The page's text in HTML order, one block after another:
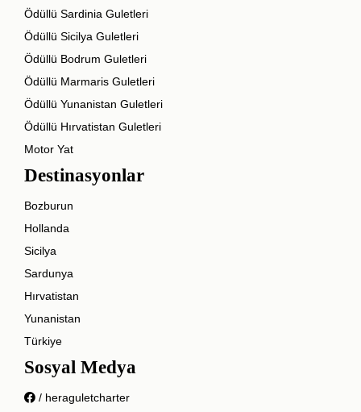
Ödüllü Sardinia Guletleri
Ödüllü Sicilya Guletleri
Ödüllü Bodrum Guletleri
Ödüllü Marmaris Guletleri
Ödüllü Yunanistan Guletleri
Ödüllü Hırvatistan Guletleri
Motor Yat
Destinasyonlar
Bozburun
Hollanda
Sicilya
Sardunya
Hırvatistan
Yunanistan
Türkiye
Sosyal Medya
/ heraguletcharter